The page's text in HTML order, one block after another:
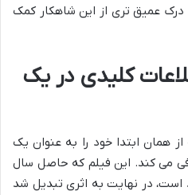
عمیق تری از این شاهکار کمک
کلیدی در یک
همان ابتدا خود را به عنوان یک
می کند. این فیلم که حاصل سال
است، در نهایت به اثری تبدیل شد